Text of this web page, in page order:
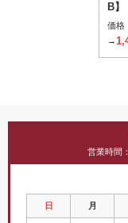
B】
価格
→
営業時間
日 月